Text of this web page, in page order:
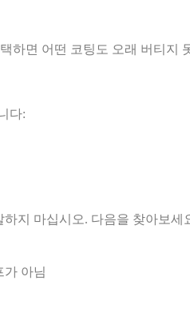
하면 어떤 코팅도 오래 버티지
다:
지 마십시오. 다음을 찾아보세
가 아님